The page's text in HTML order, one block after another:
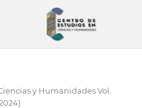
y Humanidades Vol.